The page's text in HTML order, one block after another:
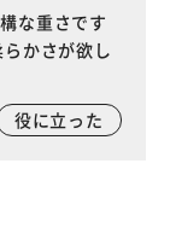
な重さです
かさが欲し
役に立った